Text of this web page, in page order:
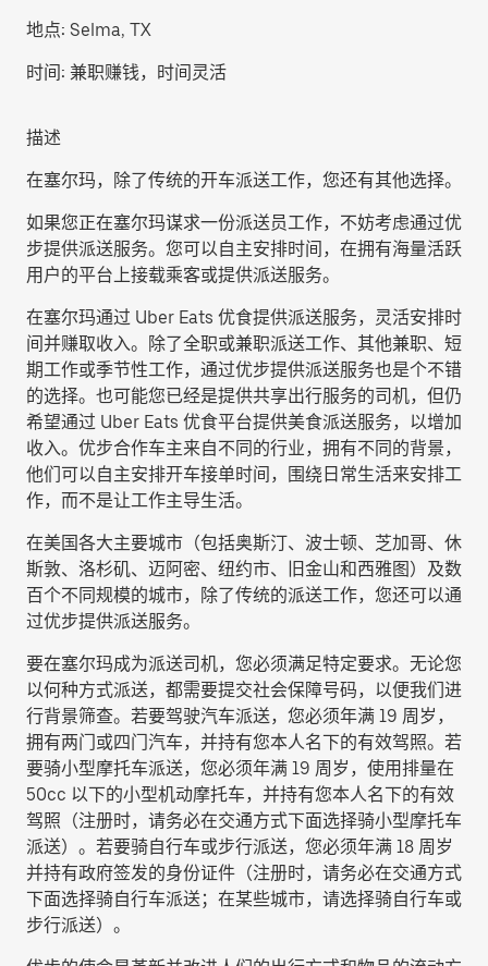
地点: Selma, TX
时间: 兼职赚钱，时间灵活
描述
在塞尔玛，除了传统的开车派送工作，您还有其他选择。
如果您正在塞尔玛谋求一份派送员工作，不妨考虑通过优
步提供派送服务。您可以自主安排时间，在拥有海量活跃
用户的平台上接载乘客或提供派送服务。
在塞尔玛通过 Uber Eats 优食提供派送服务，灵活安排时
间并赚取收入。除了全职或兼职派送工作、其他兼职、短
期工作或季节性工作，通过优步提供派送服务也是个不错
的选择。也可能您已经是提供共享出行服务的司机，但仍
希望通过 Uber Eats 优食平台提供美食派送服务，以增加
收入。优步合作车主来自不同的行业，拥有不同的背景，
他们可以自主安排开车接单时间，围绕日常生活来安排工
作，而不是让工作主导生活。
在美国各大主要城市（包括奥斯汀、波士顿、芝加哥、休
斯敦、洛杉矶、迈阿密、纽约市、旧金山和西雅图）及数
百个不同规模的城市，除了传统的派送工作，您还可以通
过优步提供派送服务。
要在塞尔玛成为派送司机，您必须满足特定要求。无论您
以何种方式派送，都需要提交社会保障号码，以便我们进
行背景筛查。若要驾驶汽车派送，您必须年满 19 周岁，
拥有两门或四门汽车，并持有您本人名下的有效驾照。若
要骑小型摩托车派送，您必须年满 19 周岁，使用排量在
50cc 以下的小型机动摩托车，并持有您本人名下的有效
驾照（注册时，请务必在交通方式下面选择骑小型摩托车
派送）。若要骑自行车或步行派送，您必须年满 18 周岁
并持有政府签发的身份证件（注册时，请务必在交通方式
下面选择骑自行车派送；在某些城市，请选择骑自行车或
步行派送）。